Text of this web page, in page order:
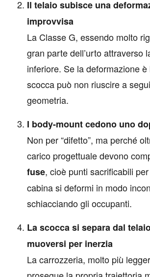
Il telaio subisce una
improvvisa
La Classe G, essendo molto
gran parte dell’urto attraverso
inferiore. Se la deformazione
scocca può non riuscire a
geometria.
I body-mount cedono uno
Non per “difetto”, ma perché
carico progettuale devono
fuse, cioè punti sacrificabili
cabina si deformi in modo
schiacciando gli occupanti.
La scocca si separa dal
muoversi per inerzia
La carrozzeria, molto più